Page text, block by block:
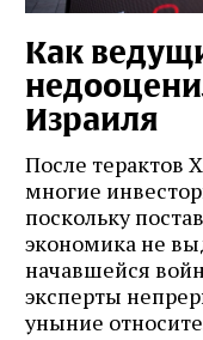
Как
Израиля
После терактов
многие
поскольку
экономика не
начавшейся
эксперты
уныние